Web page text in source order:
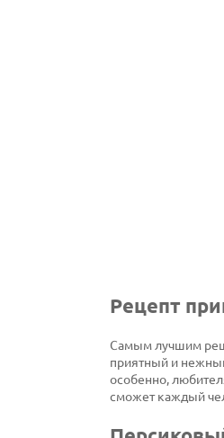
Рецепт
Самым лучшим
приятный и
особенно,
сможет каждый